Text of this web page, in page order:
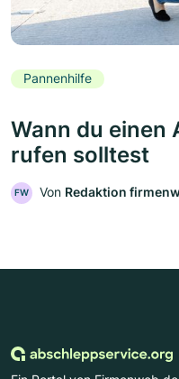
Pannenhilfe
Wann du einen
rufen solltest
FW Von Redaktion